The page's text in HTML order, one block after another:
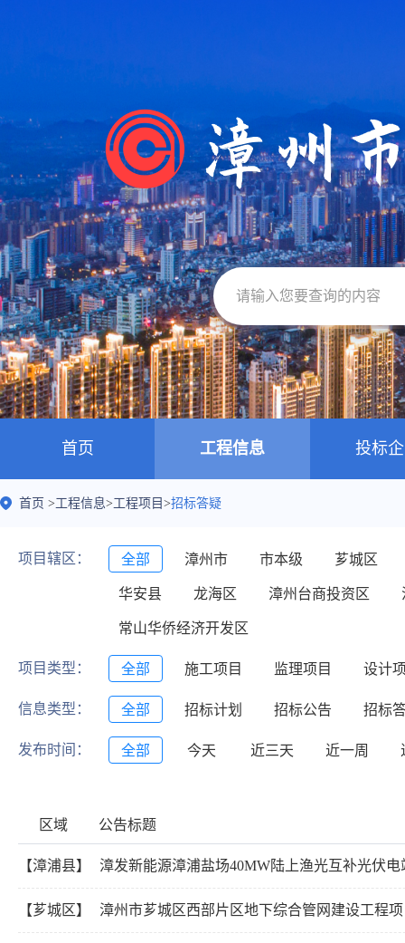
首页 工程信息 投标
首页 >工程信息>工程项目 >招标答疑
项目辖区： 全部 漳州市 市本级 芗城区
华安县 龙海区 漳州台商投资区
常山华侨经济开发区
项目类型： 全部 施工项目 监理项目 设计
信息类型： 全部 招标计划 招标公告 招标
发布时间： 全部 今天 近三天 近一周
区域 公告标题
【漳浦县】 漳发新能源漳浦盐场40MW陆上渔光互补光伏
【芗城区】 漳州市芗城区西部片区地下综合管网建设工程